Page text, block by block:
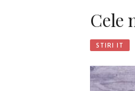
Cele
STIRI IT